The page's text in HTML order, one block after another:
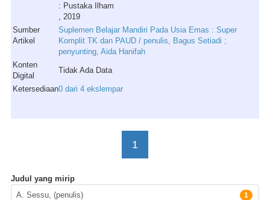
: Pustaka Ilham
, 2019
Sumber
Artikel
Suplemen Belajar Mandiri Pada Usia Emas : Super
Komplit TK dan PAUD / penulis, Bagus Setiadi ;
penyunting, Aida Hanifah
Konten
Digital
Tidak Ada Data
Ketersediaan0 dari 4 ekslempar
1
Judul yang mirip
Pengarang
A. Sessu, (penulis) 1